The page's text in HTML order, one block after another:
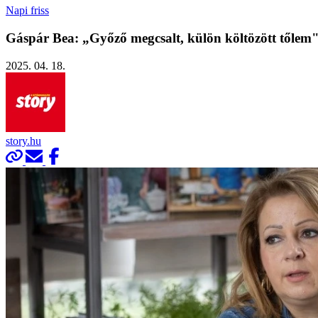
Napi friss
Gáspár Bea: „Győző megcsalt, külön költözött
2025. 04. 18.
story.hu